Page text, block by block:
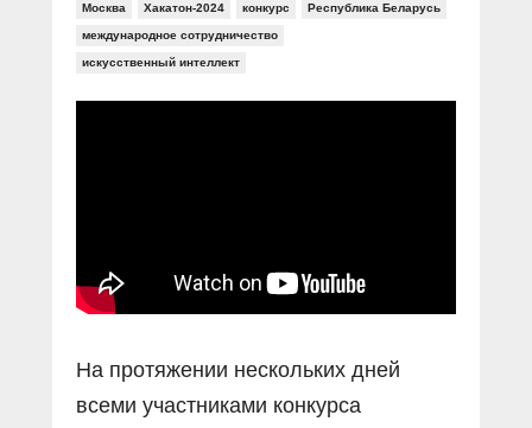
Москва Хакатон-2024 конкурс Республика Беларусь
международное сотрудничество
искусственный интеллект
На протяжении нескольких дней
всеми участниками конкурса